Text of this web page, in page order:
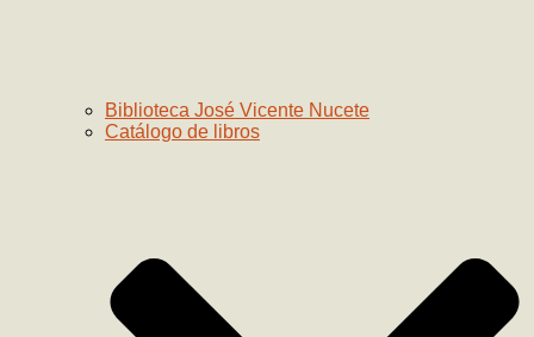
Biblioteca José Vicente Nucete
Catálogo de libros